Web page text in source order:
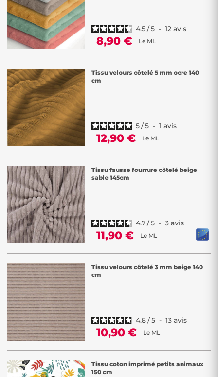
4.5/5 - 12 avis
8,90 € Le ML
Tissu velours côtelé 5 mm ocre 140
cm
5/5 - 1 avis
12,90 € Le ML
Tissu fausse fourrure côtelé beige
sable 145cm
4.7/5 - 3 avis
11,90 € Le ML
Tissu velours côtelé 3 mm beige 140
cm
4.8/5 - 13 avis
10,90 € Le ML
Tissu coton imprimé petits animaux
150 cm